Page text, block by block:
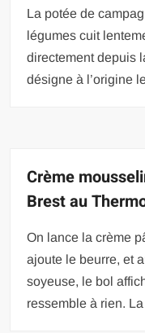
La potée de
légumes cuit
directement depuis
désigne à l’origine
Crème
Brest au
On lance la crème
ajoute le beurre, et
soyeuse, le bol
ressemble à rien. La